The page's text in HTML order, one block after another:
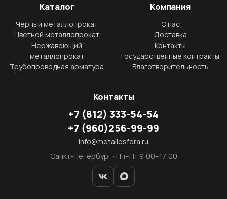
Каталог
Черный металлопрокат
Цветной металлопрокат
Нержавеющий
металлопрокат
Трубопроводная арматура
Компания
О нас
Доставка
Контакты
Государственные контракты
Благотворительность
Контакты
+7 (812) 333-54-54
+7 (960)256-99-99
info@metallosfera.ru
Санкт-Петербург · Пн–Пт 9:00–17:00